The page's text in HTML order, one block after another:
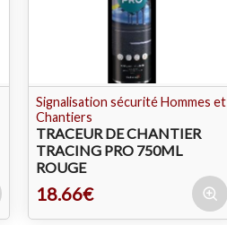
Signalisation sécurité Hommes et
Chantiers
TRACEUR DE CHANTIER
TRACING PRO 750ML
ROUGE
18.66€